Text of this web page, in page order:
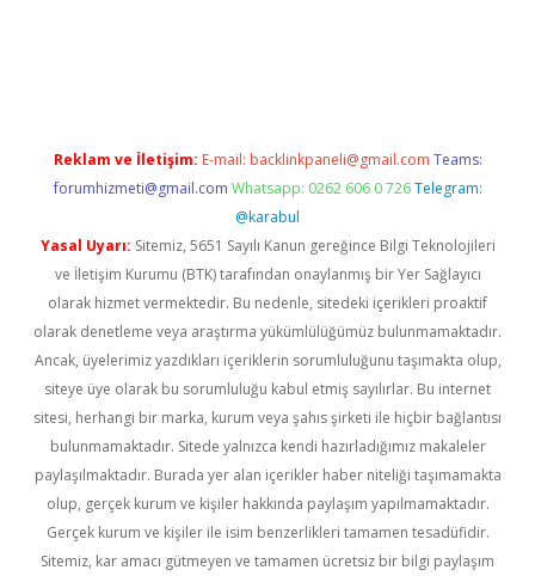
Reklam ve İletişim: E-mail: backlinkpaneli@gmail.com Teams:
forumhizmeti@gmail.com Whatsapp: 0262 606 0 726 Telegram:
@karabul
Yasal Uyarı: Sitemiz, 5651 Sayılı Kanun gereğince Bilgi Teknolojileri
ve İletişim Kurumu (BTK) tarafından onaylanmış bir Yer Sağlayıcı
olarak hizmet vermektedir. Bu nedenle, sitedeki içerikleri proaktif
olarak denetleme veya araştırma yükümlülüğümüz bulunmamaktadır.
Ancak, üyelerimiz yazdıkları içeriklerin sorumluluğunu taşımakta olup,
siteye üye olarak bu sorumluluğu kabul etmiş sayılırlar. Bu internet
sitesi, herhangi bir marka, kurum veya şahıs şirketi ile hiçbir bağlantısı
bulunmamaktadır. Sitede yalnızca kendi hazırladığımız makaleler
paylaşılmaktadır. Burada yer alan içerikler haber niteliği taşımamakta
olup, gerçek kurum ve kişiler hakkında paylaşım yapılmamaktadır.
Gerçek kurum ve kişiler ile isim benzerlikleri tamamen tesadüfidir.
Sitemiz, kar amacı gütmeyen ve tamamen ücretsiz bir bilgi paylaşım